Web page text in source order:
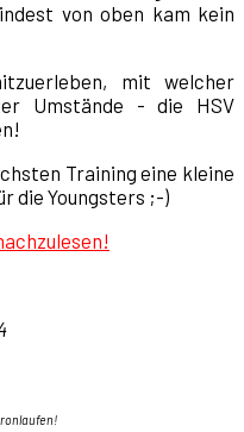
von oben kam kein
mit welcher
Umstände - die HSV
Training eine kleine
die Youngsters ;-)